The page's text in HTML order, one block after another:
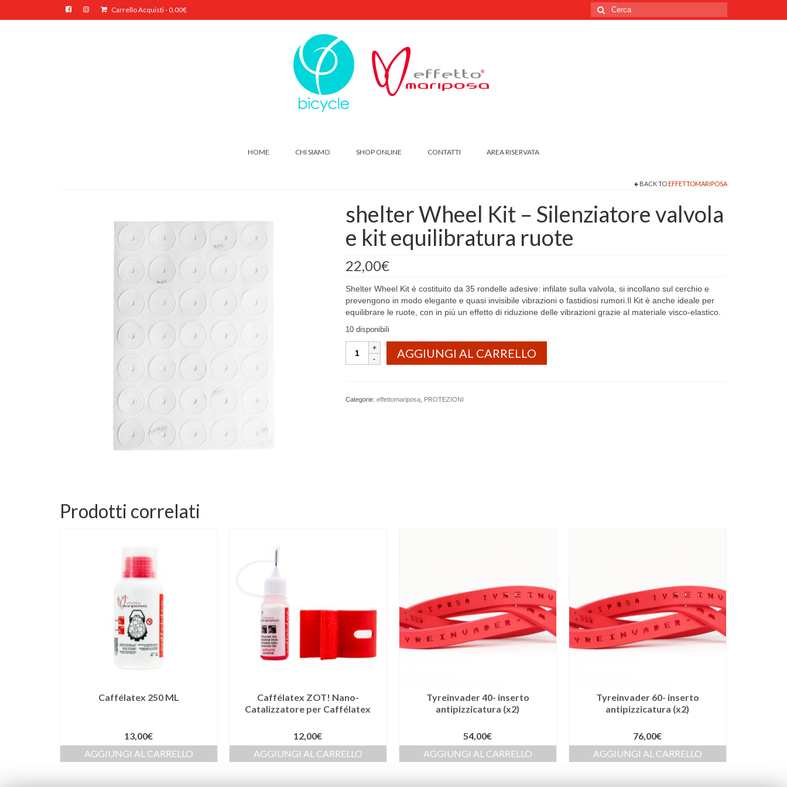
Carrello Acquisti-0,00€
Cerca
per:
HOME CHI SIAMO SHOP ONLINE CONTATTI AREA RISERVATA
BACK TOEFFETTOMARIPOSA
shelter Wheel Kit – Silenziatore valvola
e kit equilibratura ruote
22,00€
Shelter Wheel Kit è costituito da 35 rondelle adesive: infilate sulla valvola, si incollano sul cerchio e
prevengono in modo elegante e quasi invisibile vibrazioni o fastidiosi rumori.Il Kit è anche ideale per
equilibrare le ruote, con in più un effetto di riduzione delle vibrazioni grazie al materiale visco-elastico.
10 disponibili
shelter
Wheel
valvola
AGGIUNGI AL CARRELLO
Categorie: effettomariposa, PROTEZIONI
Prodotti correlati
Caffélatex 250 ML
13,00€
AGGIUNGI AL CARRELLO
Caffélatex ZOT! Nano-
Catalizzatore per Caffélatex
12,00€
AGGIUNGI AL CARRELLO
Tyreinvader 40- inserto
antipizzicatura (x2)
54,00€
AGGIUNGI AL CARRELLO
Tyreinvader 60- inserto
antipizzicatura (x2)
76,00€
AGGIUNGI AL CARRELLO